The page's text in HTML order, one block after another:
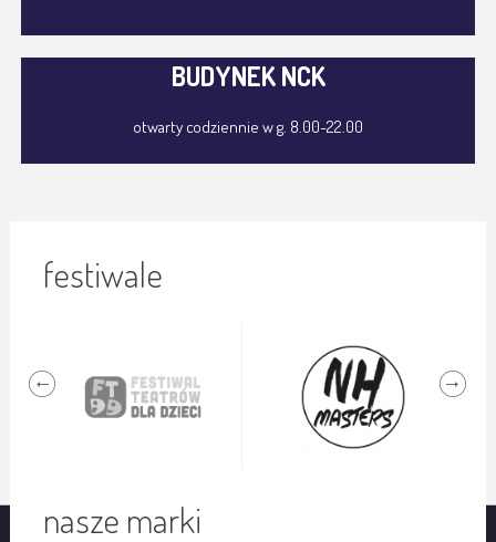
BUDYNEK NCK
otwarty codziennie w g. 8.00-22.00
festiwale
nasze marki